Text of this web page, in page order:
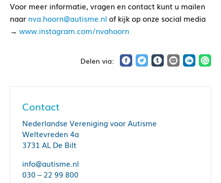
Voor meer informatie, vragen en contact kunt u mailen
naar nva.hoorn@autisme.nl of kijk op onze social media
→ www.instagram.com/nvahoorn
Contact
Nederlandse Vereniging voor Autisme
Weltevreden 4a
3731 AL De Bilt
info@autisme.nl
030 – 22 99 800